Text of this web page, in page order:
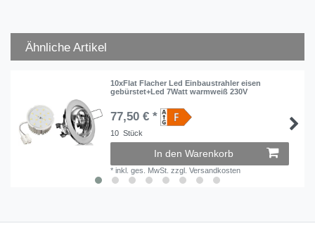
Ähnliche Artikel
10xFlat Flacher Led Einbaustrahler eisen
gebürstet+Led 7Watt warmweiß 230V
77,50 € *
10 Stück
In den Warenkorb
*inkl. ges. MwSt. zzgl.Versandkosten